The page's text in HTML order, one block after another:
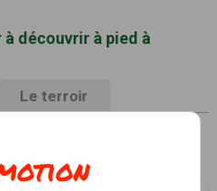
découvrir à pied à
Le terroir